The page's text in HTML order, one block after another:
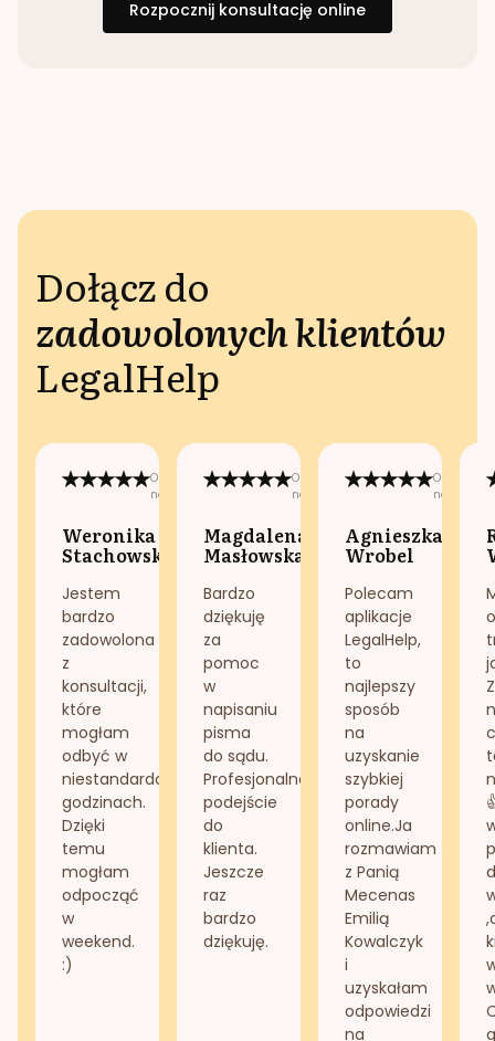
Rozpocznij konsultację online
Dołącz do
zadowolonych klientów
LegalHelp
Opublikowano
na:
Weronika
Stachowska
Jestem
bardzo
zadowolona
z
konsultacji,
które
mogłam
odbyć w
niestandardowych
godzinach.
Dzięki
temu
mogłam
odpocząć
w
weekend.
:)
Opublikowano
na:
Magdalena
Masłowska
Bardzo
dziękuję
za
pomoc
w
napisaniu
pisma
do sądu.
Profesjonalne
podejście
do
klienta.
Jeszcze
raz
bardzo
dziękuję.
na:
Agnieszka
Wrobel
Polecam
aplikacje
LegalHelp,
to
najlepszy
sposób
na
uzyskanie
szybkiej
porady
online.Ja
rozmawiam
z Panią
Mecenas
Emilią
Kowalczyk
i
uzyskałam
odpowiedzi
na